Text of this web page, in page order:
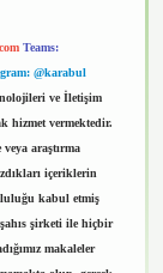
Teams:
@karabul
ve İletişim
hizmet vermektedir.
araştırma
içeriklerin
kabul etmiş
şirketi ile hiçbir
makaleler